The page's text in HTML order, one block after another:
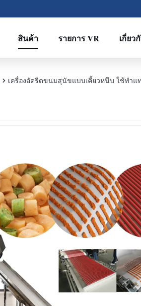
สินค้า รายการ VR เกี่ยว
เครื่องอัดรีดขนมสุนัขแบบเคี้ยวหนึบ ใช้ทำแ